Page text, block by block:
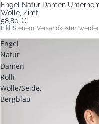
Engel Natur Damen
Wolle, Zimt
58,80 €
Inkl. Steuern. Versandkosten
Engel
Natur
Damen
Rolli
Wolle/Seide,
Bergblau